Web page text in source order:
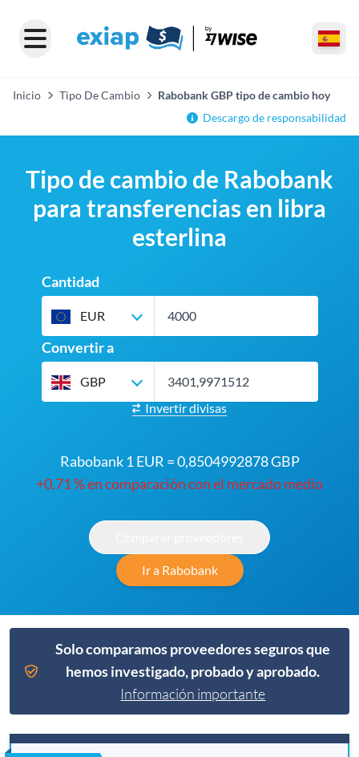
Inicio Tipo De Cambio
Rabobank GBP tipo de cambio hoy
Descargo de responsabilidad
Tipo de cambio de Rabobank
para transferencias en libra
esterlina
Cantidad
EUR
Convertir a
GBP
Invertir divisas
Rabobank 1 EUR = 0,8504992878 GBP
+0.71 % en comparación con el mercado medio
Ir a Rabobank
Solo comparamos proveedores seguros que
hemos investigado, probado y aprobado.
Información importante